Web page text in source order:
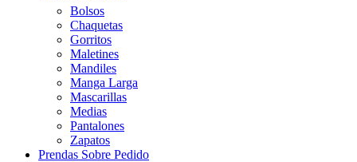
Bolsos
Chaquetas
Gorritos
Maletines
Mandiles
Manga Larga
Mascarillas
Medias
Pantalones
Zapatos
Prendas Sobre Pedido